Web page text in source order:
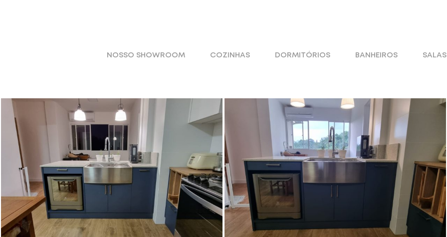
NOSSO SHOWROOM COZINHAS DORMITÓRIOS BANHEIROS SALAS